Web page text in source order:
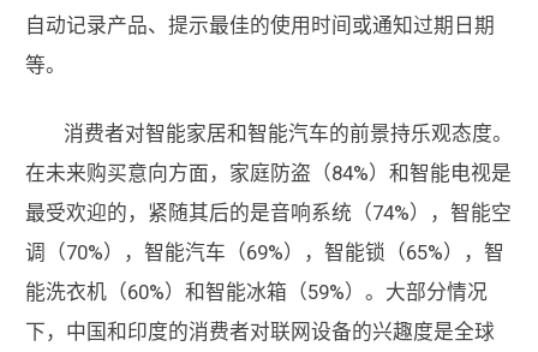
自动记录产品、提示最佳的使用时间或通知过期日期
等。
消费者对智能家居和智能汽车的前景持乐观态度。
在未来购买意向方面，家庭防盗（84%）和智能电视是
最受欢迎的，紧随其后的是音响系统（74%），智能空
调（70%），智能汽车（69%），智能锁（65%），智
能洗衣机（60%）和智能冰箱（59%）。大部分情况
下，中国和印度的消费者对联网设备的兴趣度是全球